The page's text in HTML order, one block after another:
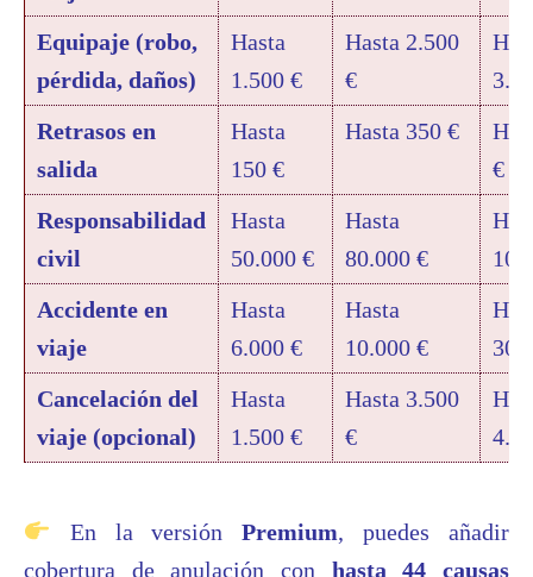
Equipaje (robo,
pérdida, daños)
Hasta
1.500 €
Hasta 2.500
€
Retrasos en
salida
Hasta
150 €
Hasta 350 €
€
Responsabilidad
civil
Hasta
50.000 €
Hasta
80.000 €
Accidente en
viaje
Hasta
6.000 €
Hasta
10.000 €
Cancelación del
viaje (opcional)
Hasta
1.500 €
Hasta 3.500
€
En la versiónPremium, puedes añadir
cobertura de anulación con hasta 44 causas